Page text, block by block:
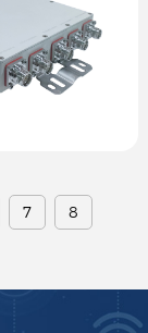
7
8